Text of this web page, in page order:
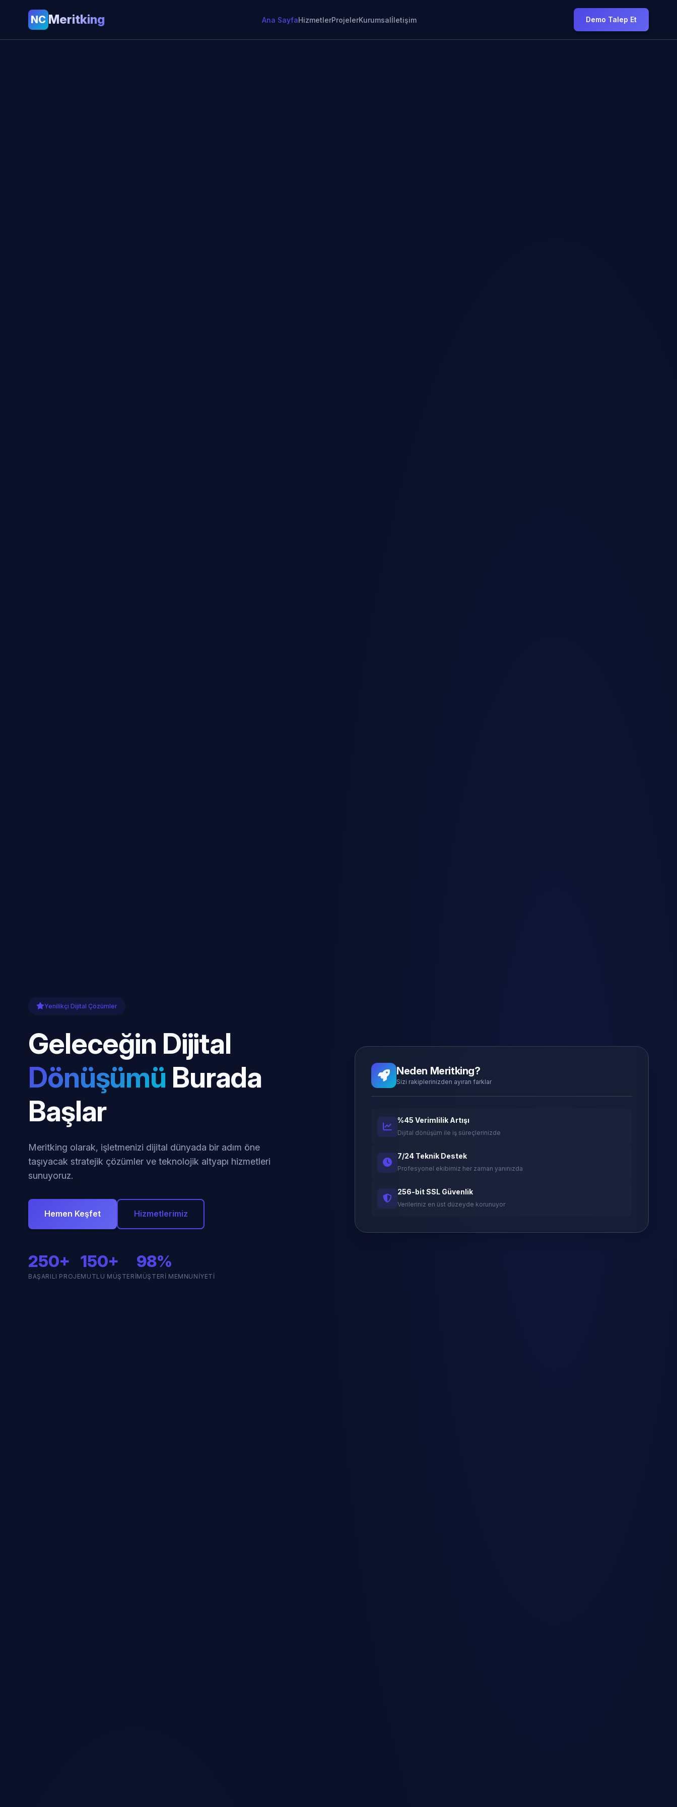
NC Meritking Ana SayfaHizmetlerProjelerKurumsalİletişim Demo Talep Et
Yenilikçi Dijital Çözümler
Geleceğin Dijital
Dönüşümü Burada
Başlar
Meritking olarak, işletmenizi dijital dünyada bir adım öne
taşıyacak stratejik çözümler ve teknolojik altyapı hizmetleri
sunuyoruz.
Hemen Keşfet Hizmetlerimiz
250+
BAŞARILI PROJE
150+
MUTLU MÜŞTERI
98%
MÜŞTERI MEMNUNIYETI
Neden Meritking?
Sizi rakiplerinizden ayıran farklar
%45 Verimlilik Artışı
Dijital dönüşüm ile iş süreçlerinizde
7/24 Teknik Destek
Profesyonel ekibimiz her zaman yanınızda
256-bit SSL Güvenlik
Verileriniz en üst düzeyde korunuyor